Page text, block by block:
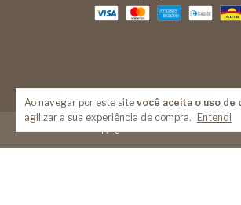
Ao navegar por este site você aceita o uso de
agilizar a sua experiência de compra.
Entendi
Copyright Feita Mão -